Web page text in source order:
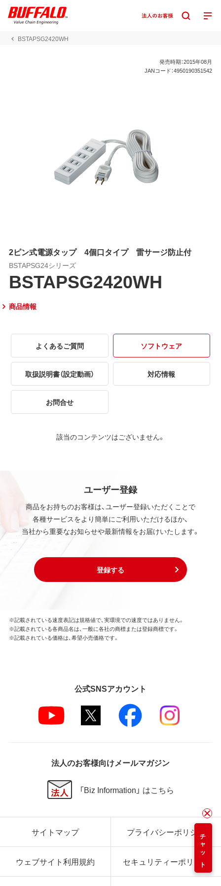
BSTAPSG2420WH
発売時期：2015年08月
JANコード：4950190351542
2ピン式電源タップ 4個口タイプ 雷サージ防止付
BSTAPSG24シリーズ
BSTAPSG2420WH
商品情報
よくあるご質問 ソフトウェア
取扱説明書（設定動画） 対応情報
お問合せ
該当のコンテンツはございません。
ユーザー登録
商品をお持ちのお客様は、ユーザー登録いただくことで
各種サービスをより簡単にご利用いただけるほか、
当社から重要なお知らせや最新情報をお届けいたします。
登録する
チャット
※記載されている速度表記は規格値で、実環境での速度ではありません。
※記載されている各商品名は、一般に各社の商標または登録商標です。
※記載されている価格は、希望小売価格です。
公式SNSアカウント
法人のお客様向けメールマガジン
「Biz Information」 はこちら
サイトマップ プライバシーポリシー
ウェブサイト利用規約 セキュリティーポリシー